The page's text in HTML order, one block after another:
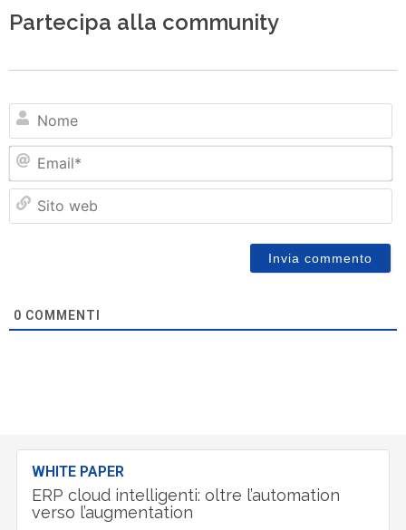
Partecipa alla community
0 COMMENTI
WHITE PAPER
ERP cloud intelligenti: oltre l’automation
verso l’augmentation